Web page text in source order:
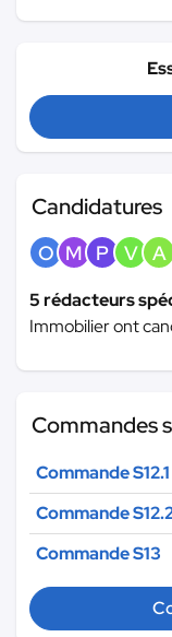
Candidatures
O M P V A
5 rédacteurs
Immobilier ont
Commandes
Commande S12.1
Commande
Commande S13